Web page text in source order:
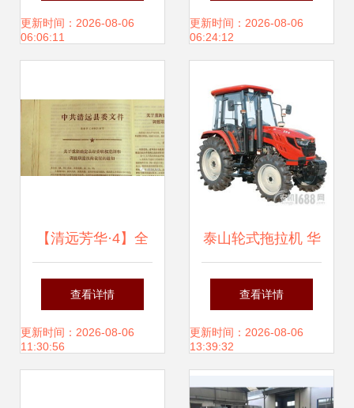
领农业机械化新变
更新时间：2026-08-06
06:06:11
农业机械优质销售
更新时间：2026-08-06
06:24:12
【清远芳华·4】全
国来了三万多人考
察清远,是时候.
查看详情
更新时间：2026-08-06
11:30:56
泰山轮式拖拉机 华
池县经销商与服务
支持
查看详情
更新时间：2026-08-06
13:39:32